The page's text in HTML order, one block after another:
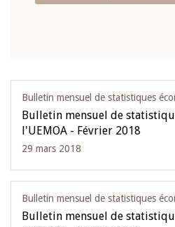
Bulletin mensuel de statistiques
Bulletin mensuel de
l'UEMOA - Février 2018
29 mars 2018
Bulletin mensuel de statistiques
Bulletin mensuel de